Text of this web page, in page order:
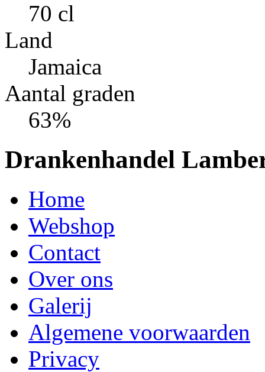
70 cl
Land
Jamaica
Aantal graden
63%
Drankenhandel
Home
Webshop
Contact
Over ons
Galerij
Algemene voorwaarden
Privacy